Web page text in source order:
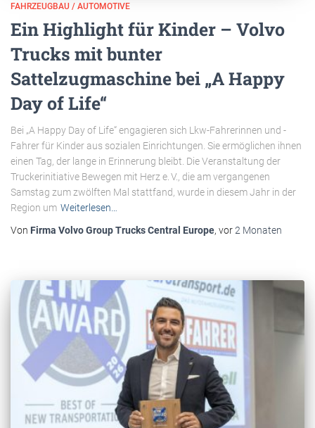
FAHRZEUGBAU / AUTOMOTIVE
Ein Highlight für Kinder – Volvo
Trucks mit bunter
Sattelzugmaschine bei „A Happy
Day of Life“
Bei „A Happy Day of Life“ engagieren sich Lkw-Fahrerinnen und -
Fahrer für Kinder aus sozialen Einrichtungen. Sie ermöglichen ihnen
einen Tag, der lange in Erinnerung bleibt. Die Veranstaltung der
Truckerinitiative Bewegen mit Herz e. V., die am vergangenen
Samstag zum zwölften Mal stattfand, wurde in diesem Jahr in der
Region um Weiterlesen…
Von Firma Volvo Group Trucks Central Europe, vor2 Monaten